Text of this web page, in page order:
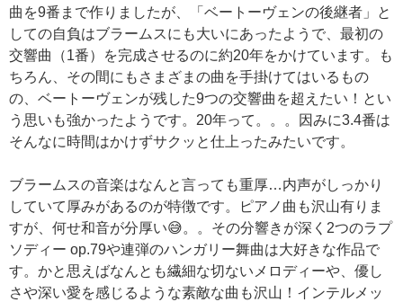
曲を9番まで作りましたが、「ベートーヴェンの後継者」と
しての自負はブラームスにも大いにあったようで、最初の
交響曲（1番）を完成させるのに約20年をかけています。も
ちろん、その間にもさまざまの曲を手掛けてはいるもの
の、ベートーヴェンが残した9つの交響曲を超えたい！とい
う思いも強かったようです。20年って。。。因みに3.4番は
そんなに時間はかけずサクッと仕上ったみたいです。
ブラームスの音楽はなんと言っても重厚…内声がしっかり
していて厚みがあるのが特徴です。ピアノ曲も沢山有りま
すが、何せ和音が分厚い😅。。その分響きが深く2つのラプ
ソディー op.79や連弾のハンガリー舞曲は大好きな作品で
す。かと思えばなんとも繊細な切ないメロディーや、優し
さや深い愛を感じるような素敵な曲も沢山！インテルメッ